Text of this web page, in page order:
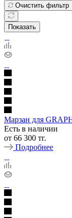
Очистить фильтр
Показать
Марзан для
Есть в наличии
от 66 300 тг.
Подробнее